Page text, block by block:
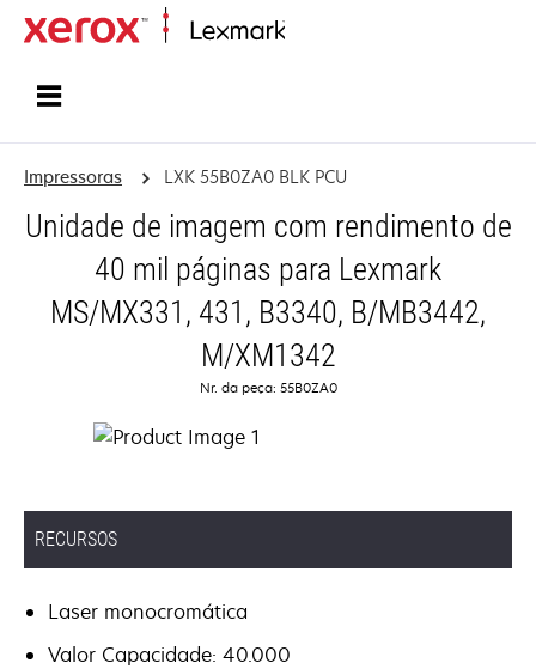
Impressoras LXK 55B0ZA0 BLK PCU
Unidade de imagem com rendimento de
40 mil páginas para Lexmark
MS/MX331, 431, B3340, B/MB3442,
M/XM1342
Nr. da peça: 55B0ZA0
RECURSOS
Laser monocromática
Valor Capacidade: 40.000